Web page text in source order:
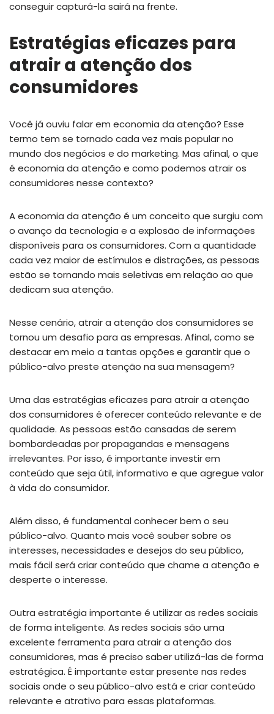
conseguir capturá-la sairá na frente.
Estratégias eficazes para
atrair a atenção dos
consumidores
Você já ouviu falar em economia da atenção? Esse
termo tem se tornado cada vez mais popular no
mundo dos negócios e do marketing. Mas afinal, o que
é economia da atenção e como podemos atrair os
consumidores nesse contexto?
A economia da atenção é um conceito que surgiu com
o avanço da tecnologia e a explosão de informações
disponíveis para os consumidores. Com a quantidade
cada vez maior de estímulos e distrações, as pessoas
estão se tornando mais seletivas em relação ao que
dedicam sua atenção.
Nesse cenário, atrair a atenção dos consumidores se
tornou um desafio para as empresas. Afinal, como se
destacar em meio a tantas opções e garantir que o
público-alvo preste atenção na sua mensagem?
Uma das estratégias eficazes para atrair a atenção
dos consumidores é oferecer conteúdo relevante e de
qualidade. As pessoas estão cansadas de serem
bombardeadas por propagandas e mensagens
irrelevantes. Por isso, é importante investir em
conteúdo que seja útil, informativo e que agregue valor
à vida do consumidor.
Além disso, é fundamental conhecer bem o seu
público-alvo. Quanto mais você souber sobre os
interesses, necessidades e desejos do seu público,
mais fácil será criar conteúdo que chame a atenção e
desperte o interesse.
Outra estratégia importante é utilizar as redes sociais
de forma inteligente. As redes sociais são uma
excelente ferramenta para atrair a atenção dos
consumidores, mas é preciso saber utilizá-las de forma
estratégica. É importante estar presente nas redes
sociais onde o seu público-alvo está e criar conteúdo
relevante e atrativo para essas plataformas.